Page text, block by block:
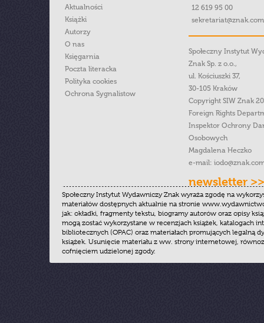
Aktualności
Książki
Autorzy
O nas
Księgarnia
Poczta literacka
Polityka cookies
Ochrona Sygnalistow
12 619 95 00
Społeczny Instytut
Znak Sp. z o.o.,
ul. Kościuszki 37,
30-105 Kraków
Copyright SIW Znak
Foreign Rights
Inspektor Ochrony
Osobowych
Magdalena Heczko
e-mail:
newsletter >>
Społeczny Instytut Wydawniczy Znak wyraża zgodę na
materiałów dostępnych aktualnie na stronie
jak: okładki, fragmenty tekstu, biogramy autorów oraz opisy
mogą zostać wykorzystane w recenzjach książek, katalogach
bibliotecznych (OPAC) oraz materiałach promujących legalną
książek. Usunięcie materiału z ww. strony internetowej,
cofnięciem udzielonej zgody.